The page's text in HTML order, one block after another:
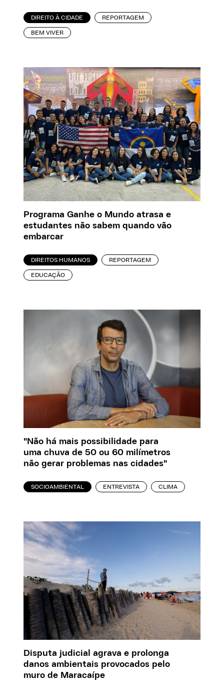
DIREITO À CIDADE REPORTAGEM
BEM VIVER
Programa Ganhe o Mundo atrasa e
estudantes não sabem quando vão
embarcar
DIREITOS HUMANOS REPORTAGEM
EDUCAÇÃO
"Não há mais possibilidade para
uma chuva de 50 ou 60 milímetros
não gerar problemas nas cidades"
SOCIOAMBIENTAL ENTREVISTA CLIMA
Disputa judicial agrava e prolonga
danos ambientais provocados pelo
muro de Maracaípe